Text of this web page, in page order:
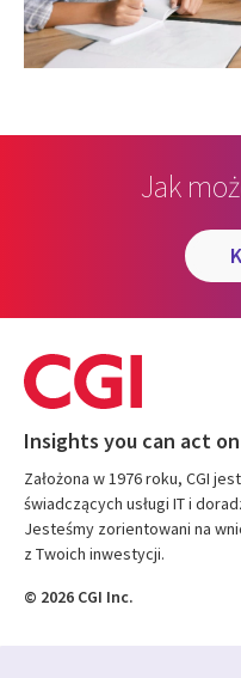
Jak
Insights you can act on
Założona w 1976 roku, CGI
świadczących usługi IT i
Jesteśmy zorientowani na
z Twoich inwestycji.
© 2026 CGI Inc.